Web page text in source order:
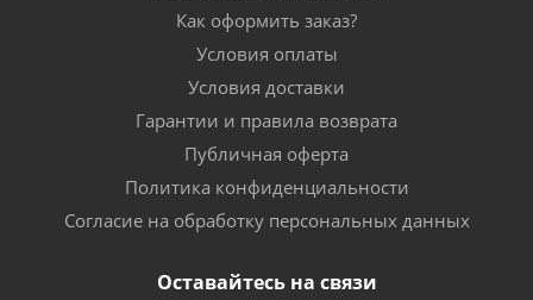
Как оформить заказ?
Условия оплаты
Условия доставки
Гарантии и правила возврата
Публичная оферта
Политика конфиденциальности
Согласие на обработку персональных данных
Оставайтесь на связи